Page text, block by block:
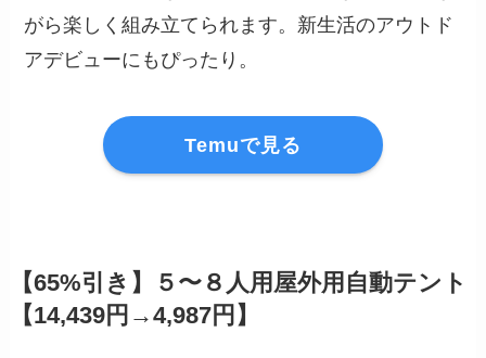
がら楽しく組み立てられます。新生活のアウトド
アデビューにもぴったり。
Temuで見る
【65%引き】５〜８人用屋外用自動テント
【14,439円→4,987円】